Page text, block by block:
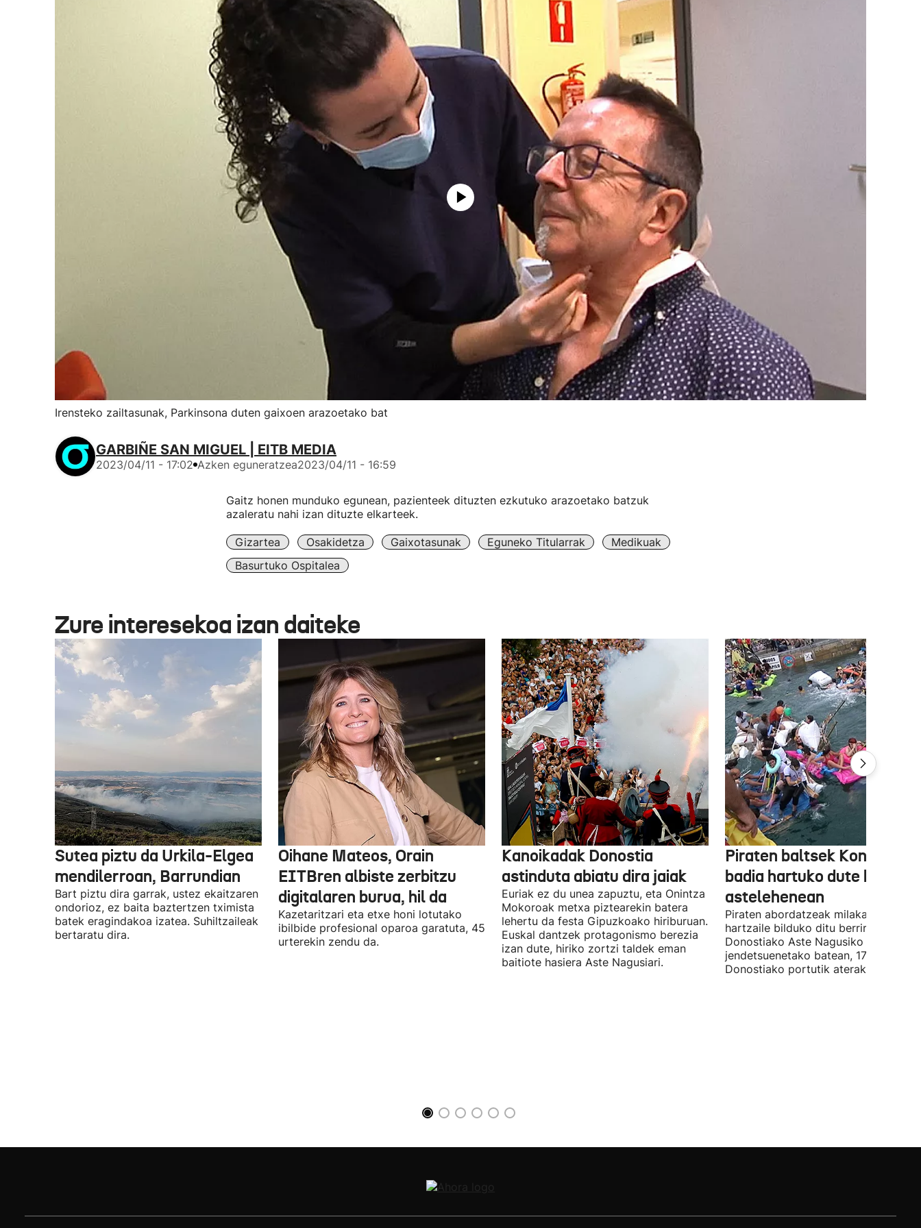
Irensteko zailtasunak, Parkinsona duten gaixoen arazoetako bat
GARBIÑE SAN MIGUEL | EITB MEDIA
2023/04/11 - 17:02 Azken eguneratzea2023/04/11 - 16:59
Gaitz honen munduko egunean, pazienteek dituzten ezkutuko arazoetako batzuk
azaleratu nahi izan dituzte elkarteek.
Gizartea Osakidetza Gaixotasunak Eguneko Titularrak
Medikuak
Basurtuko Ospitalea
Zure interesekoa izan daiteke
Sutea piztu da Urkila-Elgea
mendilerroan, Barrundian
Bart piztu dira garrak, ustez ekaitzaren
ondorioz, ez baita baztertzen tximista
batek eragindakoa izatea. Suhiltzaileak
bertaratu dira.
Oihane Mateos, Orain
EITBren albiste zerbitzu
digitalaren burua, hil da
Kazetaritzari eta etxe honi lotutako
ibilbide profesional oparoa garatuta, 45
urterekin zendu da.
Kanoikadak Donostia
astinduta abiatu dira jaiak
Euriak ez du unea zapuztu, eta Onintza
Mokoroak metxa piztearekin batera
lehertu da festa Gipuzkoako hiriburuan.
Euskal dantzek protagonismo berezia
izan dute, hiriko zortzi taldek eman
baitiote hasiera Aste Nagusiari.
Piraten baltsek Kontxako
badia hartuko dute berriro
astelehenean
Piraten abordatzeak milaka parte-
hartzaile bilduko ditu berriro
Donostiako Aste Nagusiko hitzordu
jendetsuenetako batean, 17:00etan,
Donostiako portutik aterako baitira.